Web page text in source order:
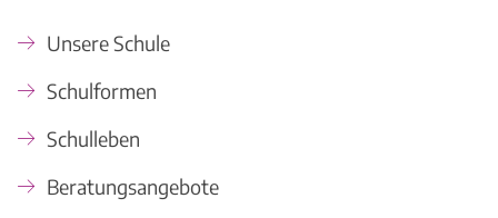
Unsere Schule
Schulformen
Schulleben
Beratungsangebote